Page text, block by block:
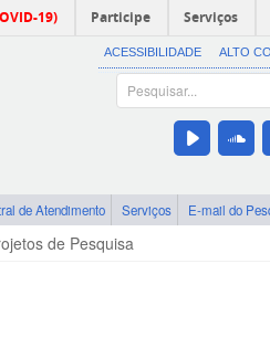
19) Participe Serviços
ACESSIBILIDADE ALTO
de Atendimento Serviços E-mail do
de Pesquisa